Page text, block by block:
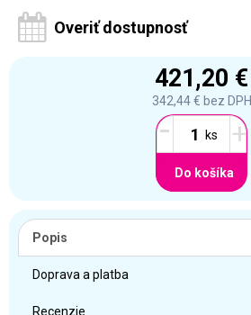
Overiť dostupnosť
421,20 €
342,44 € bez DPH
- +
Do košíka
Popis
Doprava a platba
Recenzie